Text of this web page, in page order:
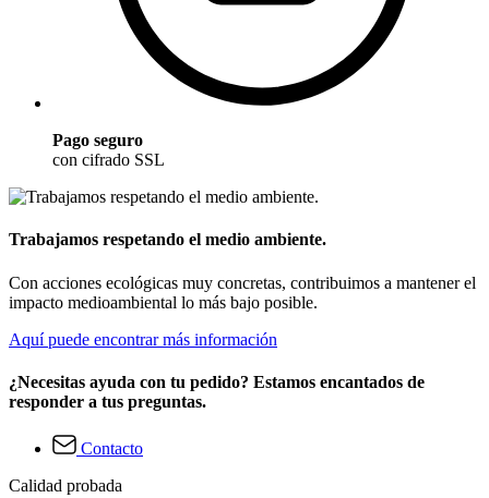
Pago seguro
con cifrado SSL
Trabajamos respetando el medio ambiente.
Con acciones ecológicas muy concretas, contribuimos a mantener el
impacto medioambiental lo más bajo posible.
Aquí puede encontrar más información
¿Necesitas ayuda con tu pedido? Estamos encantados de
responder a tus preguntas.
Contacto
Calidad probada